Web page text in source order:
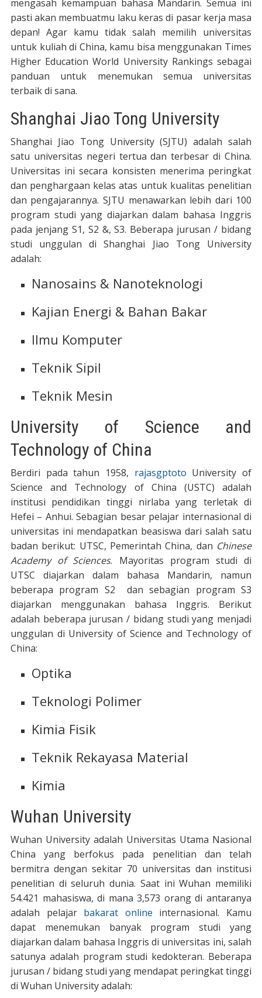
mengasah kemampuan bahasa Mandarin. Semua ini
pasti akan membuatmu laku keras di pasar kerja masa
depan! Agar kamu tidak salah memilih universitas
untuk kuliah di China, kamu bisa menggunakan Times
Higher Education World University Rankings sebagai
panduan untuk menemukan semua universitas
terbaik di sana.
Shanghai Jiao Tong University
Shanghai Jiao Tong University (SJTU) adalah salah
satu universitas negeri tertua dan terbesar di China.
Universitas ini secara konsisten menerima peringkat
dan penghargaan kelas atas untuk kualitas penelitian
dan pengajarannya. SJTU menawarkan lebih dari 100
program studi yang diajarkan dalam bahasa Inggris
pada jenjang S1, S2 &, S3. Beberapa jurusan / bidang
studi unggulan di Shanghai Jiao Tong University
adalah:
Nanosains & Nanoteknologi
Kajian Energi & Bahan Bakar
Ilmu Komputer
Teknik Sipil
Teknik Mesin
University of Science and
Technology of China
Berdiri pada tahun 1958, rajasgptoto University of
Science and Technology of China (USTC) adalah
institusi pendidikan tinggi nirlaba yang terletak di
Hefei – Anhui. Sebagian besar pelajar internasional di
universitas ini mendapatkan beasiswa dari salah satu
badan berikut: UTSC, Pemerintah China, dan Chinese
Academy of Sciences. Mayoritas program studi di
UTSC diajarkan dalam bahasa Mandarin, namun
beberapa program S2 dan sebagian program S3
diajarkan menggunakan bahasa Inggris. Berikut
adalah beberapa jurusan / bidang studi yang menjadi
unggulan di University of Science and Technology of
China:
Optika
Teknologi Polimer
Kimia Fisik
Teknik Rekayasa Material
Kimia
Wuhan University
Wuhan University adalah Universitas Utama Nasional
China yang berfokus pada penelitian dan telah
bermitra dengan sekitar 70 universitas dan institusi
penelitian di seluruh dunia. Saat ini Wuhan memiliki
54.421 mahasiswa, di mana 3,573 orang di antaranya
adalah pelajar bakarat online internasional. Kamu
dapat menemukan banyak program studi yang
diajarkan dalam bahasa Inggris di universitas ini, salah
satunya adalah program studi kedokteran. Beberapa
jurusan / bidang studi yang mendapat peringkat tinggi
di Wuhan University adalah: